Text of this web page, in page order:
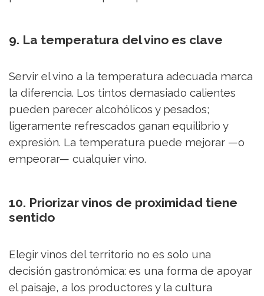
9. La temperatura del vino es clave
Servir el vino a la temperatura adecuada marca
la diferencia. Los tintos demasiado calientes
pueden parecer alcohólicos y pesados;
ligeramente refrescados ganan equilibrio y
expresión. La temperatura puede mejorar —o
empeorar— cualquier vino.
10. Priorizar vinos de proximidad tiene
sentido
Elegir vinos del territorio no es solo una
decisión gastronómica: es una forma de apoyar
el paisaje, a los productores y la cultura